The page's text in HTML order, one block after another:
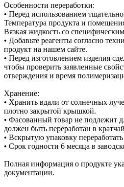
Особенности переработки:
• Перед использованием
Температура продукта и
Вязкая жидкость со
• Добавьте реагенты согласно
продукт на нашем сайте.
• Перед изготовлением изделия
чтобы проверить заявленные
отверждения и время
Хранение:
• Хранить вдали от солнечных
плотно закрытой крышкой.
• Фасованный товар не подлежит
должен быть переработан в
• Вскрытую упаковку
• Срок годности 6 месяца в
Полная информация о продукте
документации.